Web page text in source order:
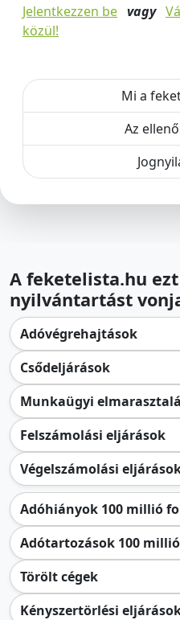
Jelentkezzen be vagy
közül!
Mi a
Az
A feketelista.hu
nyilvántartást
Adóvégrehajtások
Csődeljárások
Munkaügyi
Felszámolási eljárások
Végelszámolási
Adóhiányok 100 millió
Adótartozások 100
Törölt cégek
Kényszertörlési